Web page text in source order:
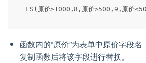
函数内的“原价”为表单中原价字段名
复制函数后将该字段进行替换。